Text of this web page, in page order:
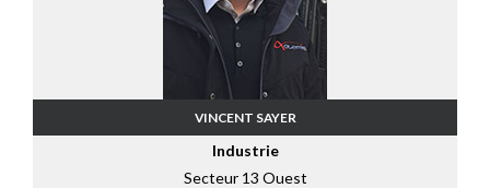
VINCENT SAYER
Industrie
Secteur 13 Ouest